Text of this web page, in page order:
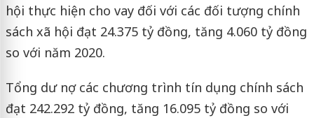
hội thực hiện cho vay đối với các đối tượng chính
sách xã hội đạt 24.375 tỷ đồng, tăng 4.060 tỷ đồng
so với năm 2020.
Tổng dư nợ các chương trình tín dụng chính sách
đạt 242.292 tỷ đồng, tăng 16.095 tỷ đồng so với